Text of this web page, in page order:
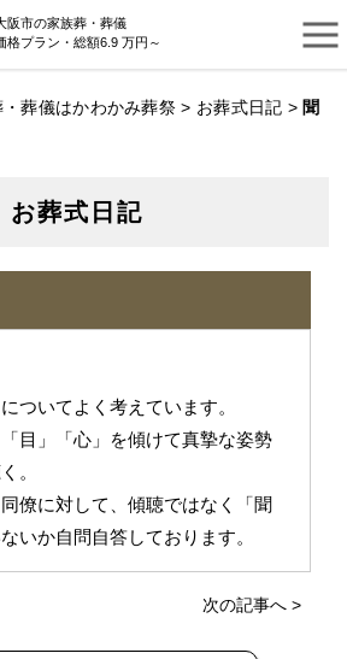
阪市の家族葬・葬儀
格プラン・総額6.9 万円～
葬儀はかわかみ葬祭 > お葬式日記 > 聞
お葬式日記
ついてよく考えています。
目」「心」を傾けて真摯な姿勢
。
僚に対して、傾聴ではなく「聞
いか自問自答しております。
次の記事へ >